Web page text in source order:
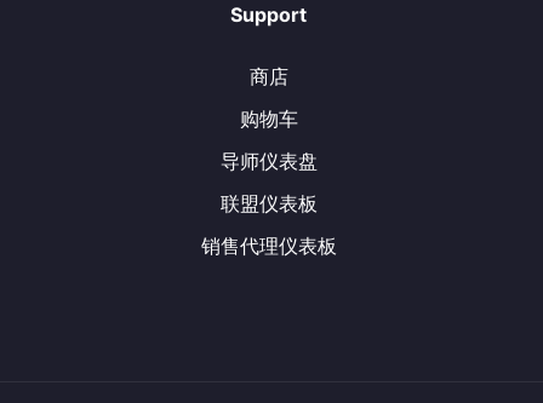
Support
商店
购物车
导师仪表盘
联盟仪表板
销售代理仪表板